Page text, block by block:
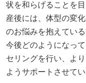
状を和らげることを
産後には、体型の変
のお悩みを抱えてい
今後どのようになっ
セリングを行い、よ
ようサポートさせてい